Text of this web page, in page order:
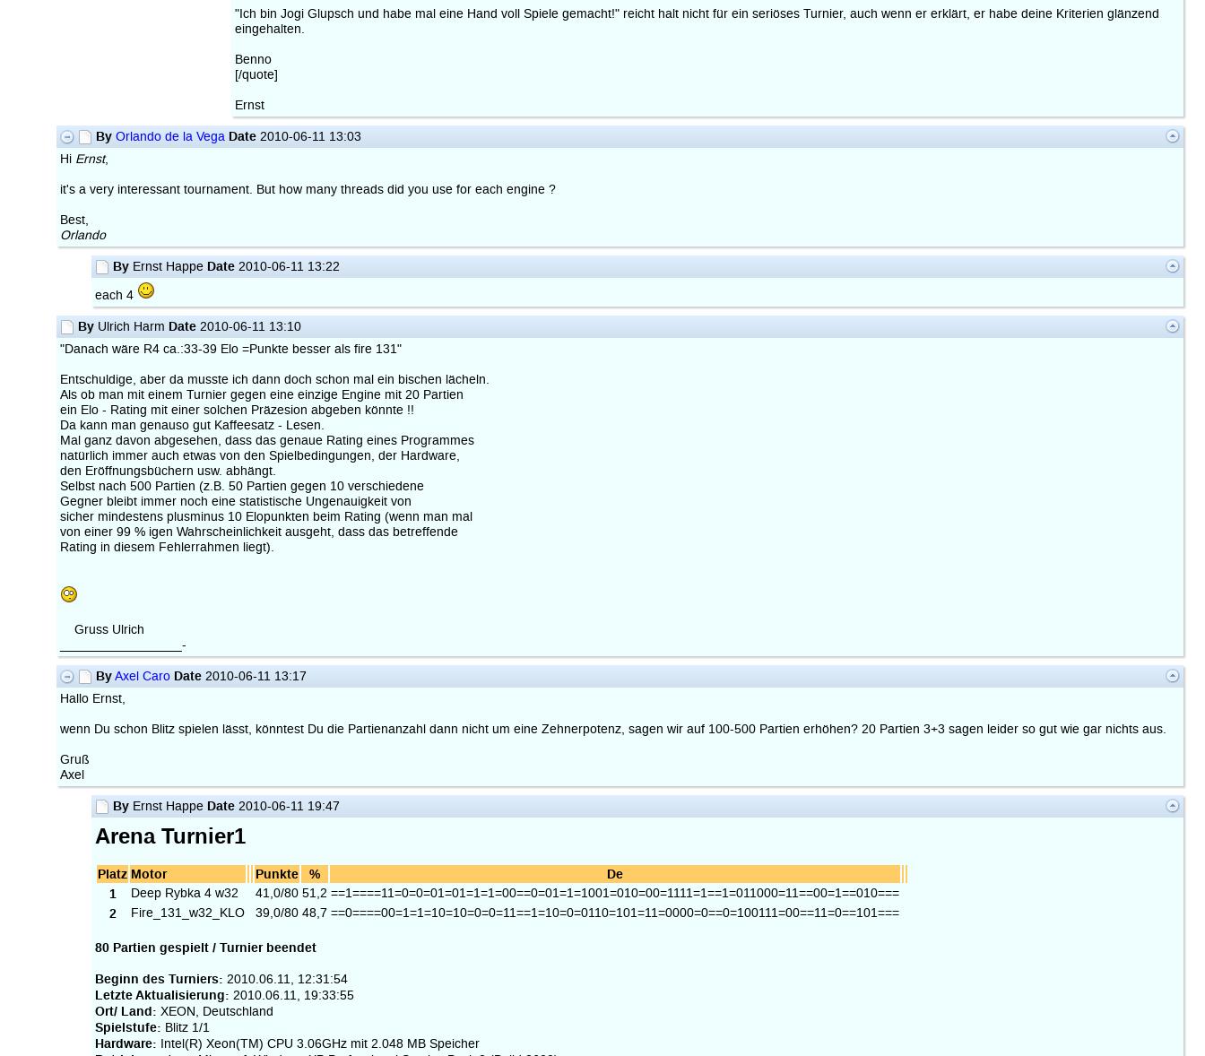
"Ich bin Jogi Glupsch und habe mal eine Hand voll Spiele gemacht!" reicht halt nicht für ein seriöses Turnier, auch wenn er erklärt, er habe deine Kriterien glänzend
eingehalten.
Benno
[/quote]
Ernst
By Orlando de la Vega Date 2010-06-11 13:03
Hi Ernst,
it's a very interessant tournament. But how many threads did you use for each engine ?
Best,
Orlando
By Ernst Happe Date 2010-06-11 13:22
each 4
By Ulrich Harm Date 2010-06-11 13:10
"Danach wäre R4 ca.:33-39 Elo =Punkte besser als fire 131"
Entschuldige, aber da musste ich dann doch schon mal ein bischen lächeln.
Als ob man mit einem Turnier gegen eine einzige Engine mit 20 Partien
ein Elo - Rating mit einer solchen Präzesion abgeben könnte !!
Da kann man genauso gut Kaffeesatz - Lesen.
Mal ganz davon abgesehen, dass das genaue Rating eines Programmes
natürlich immer auch etwas von den Spielbedingungen, der Hardware,
den Eröffnungsbüchern usw. abhängt.
Selbst nach 500 Partien (z.B. 50 Partien gegen 10 verschiedene
Gegner bleibt immer noch eine statistische Ungenauigkeit von
sicher mindestens plusminus 10 Elopunkten beim Rating (wenn man mal
von einer 99 % igen Wahrscheinlichkeit ausgeht, dass das betreffende
Rating in diesem Fehlerrahmen liegt).
Gruss Ulrich
_________________-
ByAxel Caro Date 2010-06-11 13:17
Hallo Ernst,
wenn Du schon Blitz spielen lässt, könntest Du die Partienanzahl dann nicht um eine Zehnerpotenz, sagen wir auf 100-500 Partien erhöhen? 20 Partien 3+3 sagen leider so gut wie gar nichts aus.
Gruß
Axel
By Ernst Happe Date 2010-06-11 19:47
Arena Turnier1
Platz Motor Punkte %
De
1
Deep Rybka 4 w32 41,0/80 51,2 ==1====11=0=0=01=01=1=1=00==0=01=1=1001=010=00=1111=1==1=011000=11==00=1==010===
2 Fire_131_w32_KLO 39,0/80 48,7 ==0====00=1=1=10=10=0=0=11==1=10=0=0110=101=11=0000=0==0=100111=00==11=0==101===
80 Partien gespielt / Turnier beendet
Beginn des Turniers: 2010.06.11, 12:31:54
Letzte Aktualisierung: 2010.06.11, 19:33:55
Ort/ Land: XEON, Deutschland
Spielstufe: Blitz 1/1
Hardware: Intel(R) Xeon(TM) CPU 3.06GHz mit 2.048 MB Speicher